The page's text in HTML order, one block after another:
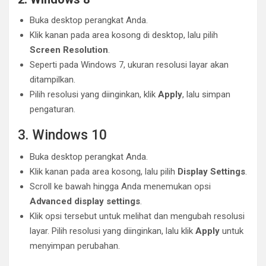
Buka desktop perangkat Anda.
Klik kanan pada area kosong di desktop, lalu pilih
Screen Resolution.
Seperti pada Windows 7, ukuran resolusi layar akan
ditampilkan.
Pilih resolusi yang diinginkan, klik Apply, lalu simpan
pengaturan.
3. Windows 10
Buka desktop perangkat Anda.
Klik kanan pada area kosong, lalu pilih Display Settings.
Scroll ke bawah hingga Anda menemukan opsi
Advanced display settings.
Klik opsi tersebut untuk melihat dan mengubah resolusi
layar. Pilih resolusi yang diinginkan, lalu klik Apply untuk
menyimpan perubahan.